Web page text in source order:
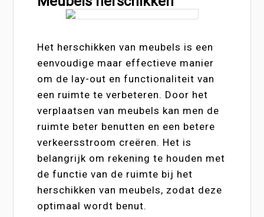
Het herschikken van meubels is een
eenvoudige maar effectieve manier
om de lay-out en functionaliteit van
een ruimte te verbeteren. Door het
verplaatsen van meubels kan men de
ruimte beter benutten en een betere
verkeersstroom creëren. Het is
belangrijk om rekening te houden met
de functie van de ruimte bij het
herschikken van meubels, zodat deze
optimaal wordt benut.